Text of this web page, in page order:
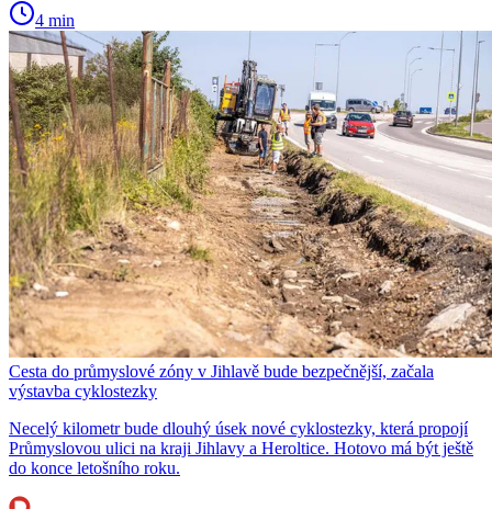
4 min
Cesta do průmyslové zóny v Jihlavě bude bezpečnější, začala
výstavba cyklostezky
Necelý kilometr bude dlouhý úsek nové cyklostezky, která propojí
Průmyslovou ulici na kraji Jihlavy a Heroltice. Hotovo má být ještě
do konce letošního roku.